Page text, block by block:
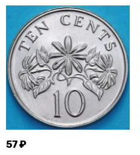
57 ₽